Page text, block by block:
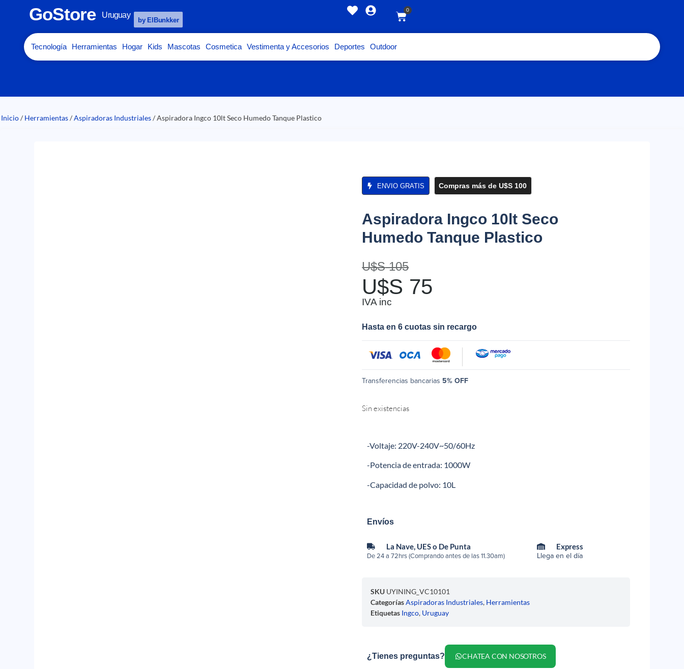
GoStore Uruguay
by ElBunkker
0
Tecnología Herramientas Hogar Kids Mascotas Cosmetica Vestimenta y Accesorios Deportes Outdoor
Inicio/ Herramientas/Aspiradoras Industriales/ Aspiradora Ingco 10lt Seco Humedo Tanque Plastico
ENVIO GRATIS Compras más de U$S 100
Aspiradora Ingco 10lt Seco
Humedo Tanque Plastico
U$S105
U$S 75
IVA inc
Hasta en 6 cuotas sin recargo
Transferencias bancarias 5% OFF
Sin existencias
-Voltaje: 220V-240V~50/60Hz
-Potencia de entrada: 1000W
-Capacidad de polvo: 10L
Envíos
La Nave, UES o De Punta
De 24 a 72hrs (Comprando antes de las 11.30am)
Express
Llega en el día
SKU UYINING_VC10101
CategoríasAspiradoras Industriales, Herramientas
Etiquetas Ingco, Uruguay
¿Tienes preguntas? CHATEA CON NOSOTROS